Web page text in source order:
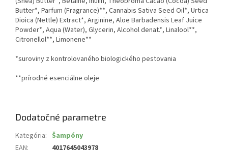
Butter*, Parfum (Fragrance)**, Cannabis Sativa Seed Oil*, Urtica
Dioica (Nettle) Extract*, Arginine, Aloe Barbadensis Leaf Juice
Powder*, Aqua (Water), Glycerin, Alcohol denat.*, Linalool**,
Citronellol**, Limonene**
*suroviny z kontrolovaného biologického pestovania
**prírodné esenciálne oleje
Dodatočné parametre
Kategória: Šampóny
EAN:
4017645043978